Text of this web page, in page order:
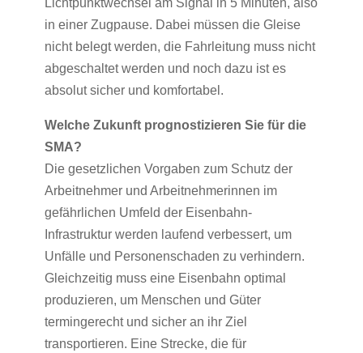
Lichtpunktwechsel am Signal in 5 Minuten, also
in einer Zugpause. Dabei müssen die Gleise
nicht belegt werden, die Fahrleitung muss nicht
abgeschaltet werden und noch dazu ist es
absolut sicher und komfortabel.
Welche Zukunft prognostizieren Sie für die
SMA?
Die gesetzlichen Vorgaben zum Schutz der
Arbeitnehmer und Arbeitnehmerinnen im
gefährlichen Umfeld der Eisenbahn-
Infrastruktur werden laufend verbessert, um
Unfälle und Personenschaden zu verhindern.
Gleichzeitig muss eine Eisenbahn optimal
produzieren, um Menschen und Güter
termingerecht und sicher an ihr Ziel
transportieren. Eine Strecke, die für